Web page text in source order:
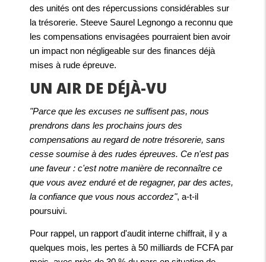
des unités ont des répercussions considérables sur
la trésorerie. Steeve Saurel Legnongo a reconnu que
les compensations envisagées pourraient bien avoir
un impact non négligeable sur des finances déjà
mises à rude épreuve.
UN AIR DE DÉJÀ-VU
"Parce que les excuses ne suffisent pas, nous
prendrons dans les prochains jours des
compensations au regard de notre trésorerie, sans
cesse soumise à des rudes épreuves. Ce n'est pas
une faveur : c'est notre manière de reconnaître ce
que vous avez enduré et de regagner, par des actes,
la confiance que vous nous accordez", a-t-il
poursuivi.
Pour rappel, un rapport d'audit interne chiffrait, il y a
quelques mois, les pertes à 50 milliards de FCFA par